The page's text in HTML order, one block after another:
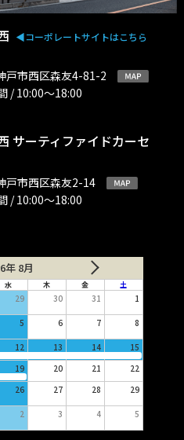
◀︎コーポレートサイトはこちら
戸市西区森友4-81-2
/ 10:00〜18:00
サーティファイドカーセ
戸市西区森友2-14
/ 10:00〜18:00
年 8月
水 木 金 土
29 30 31 1
5 6 7 8
12 13 14 15
19 20 21 22
26 27 28 29
2 3 4 5